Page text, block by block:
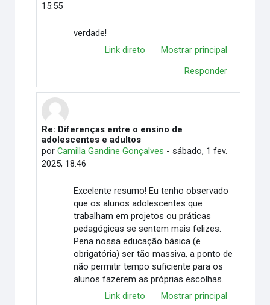
15:55
verdade!
Link direto
Mostrar principal
Responder
Em resposta à DAIANE APARECIDA SOUZA
Re: Diferenças entre o ensino de
adolescentes e adultos
por Camilla Gandine Gonçalves - sábado, 1 fev.
2025, 18:46
Excelente resumo! Eu tenho observado
que os alunos adolescentes que
trabalham em projetos ou práticas
pedagógicas se sentem mais felizes.
Pena nossa educação básica (e
obrigatória) ser tão massiva, a ponto de
não permitir tempo suficiente para os
alunos fazerem as próprias escolhas.
Link direto
Mostrar principal